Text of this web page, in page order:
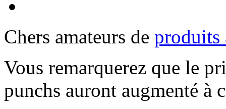
Chers amateurs de produits
Vous remarquerez que le
punchs auront augmenté à